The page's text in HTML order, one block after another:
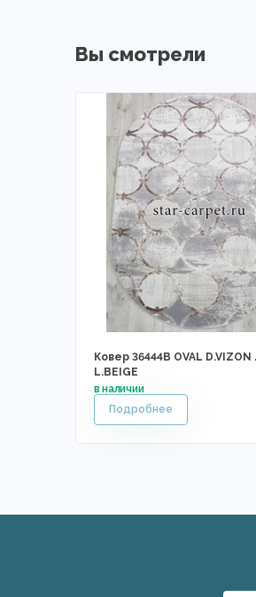
Вы смотрели
Ковер 36444B OVAL
L.BEIGE